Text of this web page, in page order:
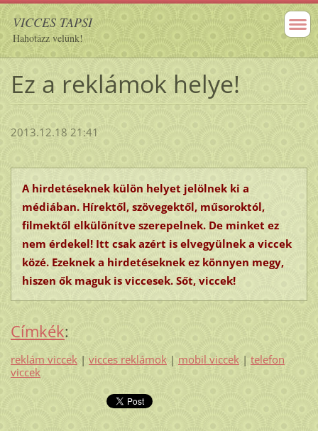
VICCES TAPSI
Hahotázz velünk!
Ez a reklámok helye!
2013.12.18 21:41
A hirdetéseknek külön helyet jelölnek ki a
médiában. Hírektől, szövegektől, műsoroktól,
filmektől elkülönítve szerepelnek. De minket ez
nem érdekel! Itt csak azért is elvegyülnek a viccek
közé. Ezeknek a hirdetéseknek ez könnyen megy,
hiszen ők maguk is viccesek. Sőt, viccek!
Címkék:
reklám viccek | vicces reklámok | mobil viccek | telefon
viccek